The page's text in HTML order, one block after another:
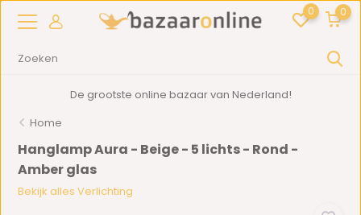
0 0
De grootste online bazaar van Nederland!
Home
Hanglamp Aura - Beige - 5 lichts - Rond -
Amber glas
Bekijk alles Verlichting